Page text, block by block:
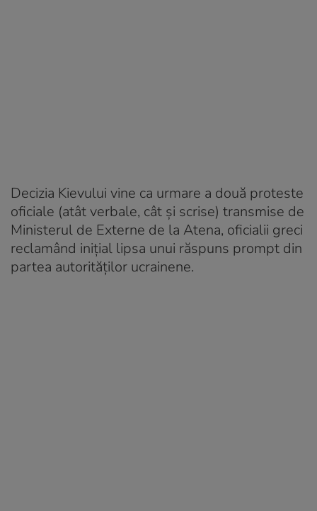
Decizia Kievului vine ca urmare a două proteste
oficiale (atât verbale, cât și scrise) transmise de
Ministerul de Externe de la Atena, oficialii greci
reclamând inițial lipsa unui răspuns prompt din
partea autorităților ucrainene.